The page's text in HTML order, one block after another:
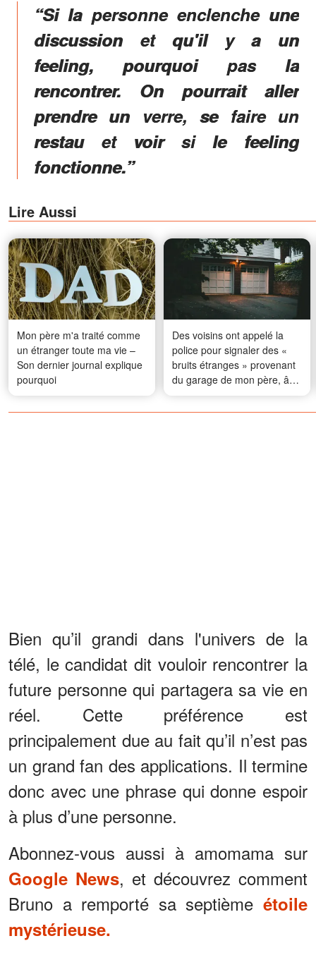
“Si la personne enclenche une
discussion et qu'il y a un
feeling, pourquoi pas la
rencontrer. On pourrait aller
prendre un verre, se faire un
restau et voir si le feeling
fonctionne.”
Lire Aussi
Mon père m'a traité comme
un étranger toute ma vie –
Son dernier journal explique
pourquoi
Des voisins ont appelé la
police pour signaler des «
bruits étranges » provenant
du garage de mon père, âgé
de 72 ans – Ce que les
agents ont découvert à
Bien qu’il grandi dans l'univers de la
télé, le candidat dit vouloir rencontrer la
future personne qui partagera sa vie en
réel. Cette préférence est
principalement due au fait qu’il n’est pas
un grand fan des applications. Il termine
donc avec une phrase qui donne espoir
à plus d’une personne.
Abonnez-vous aussi à amomama sur
Google News, et découvrez comment
Bruno a remporté sa septième étoile
mystérieuse.